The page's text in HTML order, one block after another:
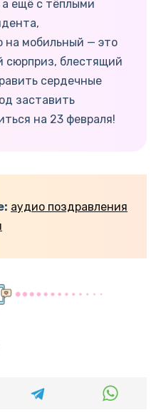
ещё с тёплыми
на мобильный — это
сюрприз, блестящий
сердечные
заставить
на 23 февраля!
аудио поздравления